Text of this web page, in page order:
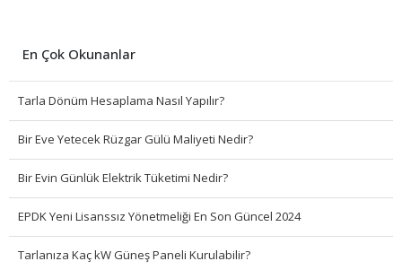
En Çok Okunanlar
Tarla Dönüm Hesaplama Nasıl Yapılır?
Bir Eve Yetecek Rüzgar Gülü Maliyeti Nedir?
Bir Evin Günlük Elektrik Tüketimi Nedir?
EPDK Yeni Lisanssız Yönetmeliği En Son Güncel 2024
Tarlanıza Kaç kW Güneş Paneli Kurulabilir?